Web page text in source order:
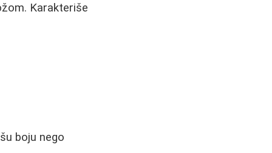
Karakteriše
boju nego